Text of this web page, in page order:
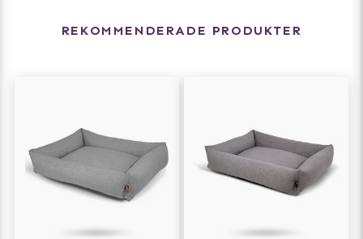
de högkvalitativa produkter för din fyrbenta vän som
resa långt.
REKOMMENDERADE PRODUKTER